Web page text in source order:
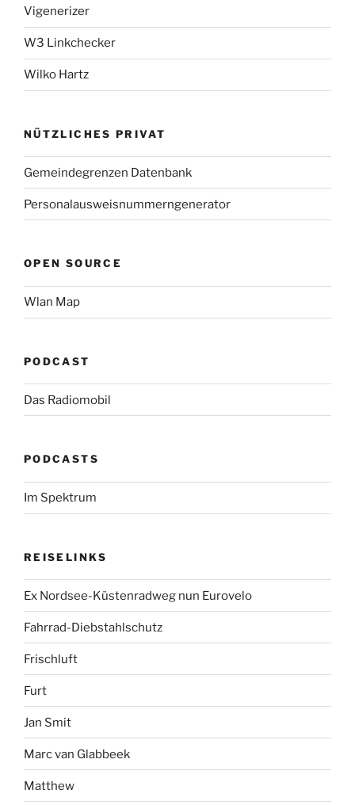
Vigenerizer
W3 Linkchecker
Wilko Hartz
NÜTZLICHES PRIVAT
Gemeindegrenzen Datenbank
Personalausweisnummerngenerator
OPEN SOURCE
Wlan Map
PODCAST
Das Radiomobil
PODCASTS
Im Spektrum
REISELINKS
Ex Nordsee-Küstenradweg nun Eurovelo
Fahrrad-Diebstahlschutz
Frischluft
Furt
Jan Smit
Marc van Glabbeek
Matthew